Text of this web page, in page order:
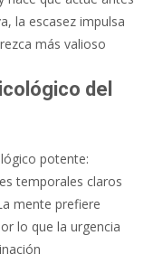
la escasez impulsa
más valioso
del
potente:
temporales claros
mente prefiere
lo que la urgencia